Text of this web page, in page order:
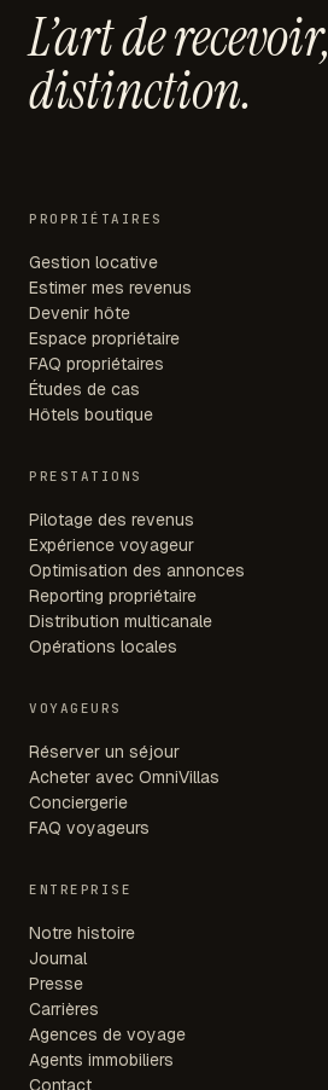
L’art de recevoir,
distinction.
PROPRIÉTAIRES
Gestion locative
Estimer mes revenus
Devenir hôte
Espace propriétaire
FAQ propriétaires
Études de cas
Hôtels boutique
PRESTATIONS
Pilotage des revenus
Expérience voyageur
Optimisation des annonces
Reporting propriétaire
Distribution multicanale
Opérations locales
VOYAGEURS
Réserver un séjour
Acheter avec OmniVillas
Conciergerie
FAQ voyageurs
ENTREPRISE
Notre histoire
Journal
Presse
Carrières
Agences de voyage
Agents immobiliers
Contact